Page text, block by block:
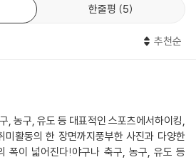
한줄평 5
추천순
, 농구, 유도 등 대표적인 스포츠에서하이킹,
활동의 한 장면까지풍부한 사진과 다양한
폭이 넓어진다!야구나 축구, 농구, 유도 등